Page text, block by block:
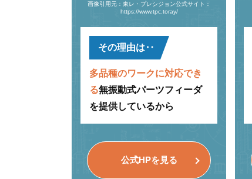
画像引用元：東レ・プレシジョン公式サイト：
https://www.tpc.toray/
その理由は‥
多品種のワークに対応でき
る無振動式パーツフィーダ
を提供しているから
公式HPを見る